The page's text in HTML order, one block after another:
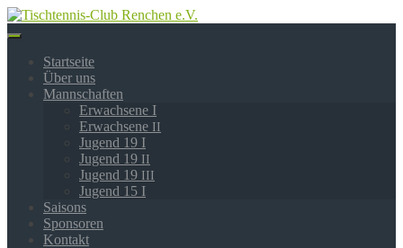
Springe
zum
Startseite
Über uns
Mannschaften
Erwachsene I
Erwachsene II
Jugend 19 I
Jugend 19 II
Jugend 19 III
Jugend 15 I
Saisons
Sponsoren
Kontakt